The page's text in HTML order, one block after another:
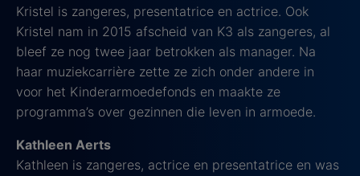
Kristel is zangeres, presentatrice en actrice. Ook
Kristel nam in 2015 afscheid van K3 als zangeres, al
bleef ze nog twee jaar betrokken als manager. Na
haar muziekcarrière zette ze zich onder andere in
voor het Kinderarmoedefonds en maakte ze
programma’s over gezinnen die leven in armoede.
Kathleen Aerts
Kathleen is zangeres, actrice en presentatrice en was